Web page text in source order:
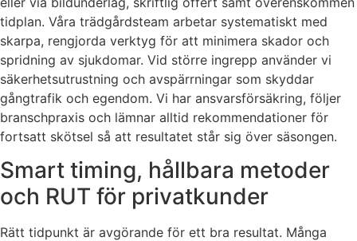
tidplan. Våra trädgårdsteam arbetar systematiskt med
skarpa, rengjorda verktyg för att minimera skador och
spridning av sjukdomar. Vid större ingrepp använder vi
säkerhetsutrustning och avspärrningar som skyddar
gångtrafik och egendom. Vi har ansvarsförsäkring, följer
branschpraxis och lämnar alltid rekommendationer för
fortsatt skötsel så att resultatet står sig över säsongen.
Smart timing, hållbara metoder
och RUT för privatkunder
Rätt tidpunkt är avgörande för ett bra resultat. Många